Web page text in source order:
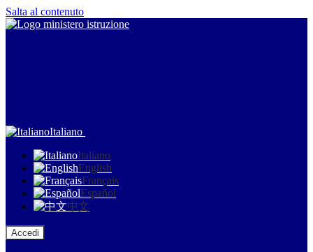
Salta al contenuto
Italiano
Italiano
English
Français
Español
中文
Accedi